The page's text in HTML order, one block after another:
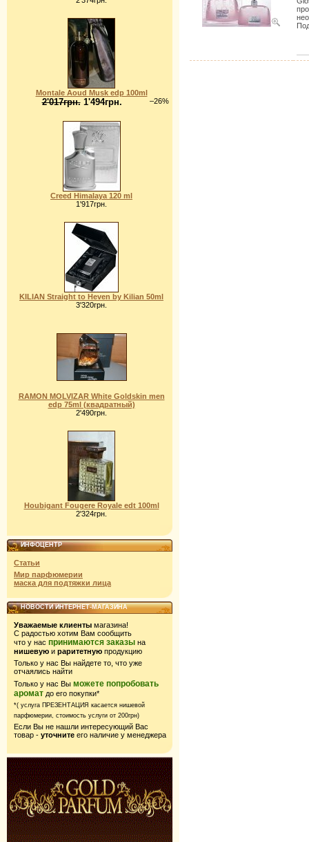
Montale Aoud Musk edp 100ml
–26%
2'017грн.1'494грн.
Creed Himalaya 120 ml
1'917грн.
KILIAN Straight to Heven by Kilian 50ml
3'320грн.
RAMON MOLVIZAR White Goldskin men
edp 75ml (квадратный)
2'490грн.
Houbigant Fougere Royale edt 100ml
2'324грн.
ИНФОЦЕНТР
Статьи
Мир парфюмерии
маска для подтяжки лица
НОВОСТИ ИНТЕРНЕТ-МАГАЗИНА
Уважаемые клиенты магазина!
С радостью хотим Вам сообщить
что у нас принимаются заказы на
нишевую и раритетную продукцию
Только у нас Вы найдете то, что уже
отчаялись найти
Только у нас Вы можете попробовать
аромат до его покупки*
*( услуга ПРЕЗЕНТАЦИЯ касается нишевой
парфюмерии, стоимость услуги от 200грн)
Если Вы не нашли интересующий Вас
товар - уточните его наличие у менеджера